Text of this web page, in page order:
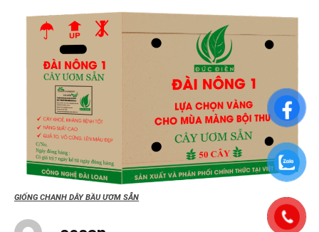
GIỐNG CHANH DÂY BẦU ƯƠM SẴN